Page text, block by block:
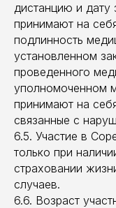
дистанцию и дату
принимают на
подлинность
установленном
проведенного
уполномоченном
принимают на
связанные с
6.5. Участие в
только при
страховании
случаев.
6.6. Возраст